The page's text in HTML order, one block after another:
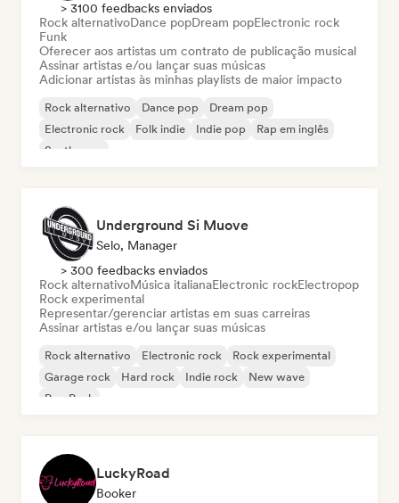
> 3100 feedbacks enviados
Rock alternativoDance popDream popElectronic rock
Funk
Oferecer aos artistas um contrato de publicação musical
Assinar artistas e/ou lançar suas músicas
Adicionar artistas às minhas playlists de maior impacto
Rock alternativo Dance pop
Dream pop
Electronic rock
Folk indie Indie pop
Rap em inglês
Synthwave
Underground Si Muove
Selo, Manager
> 300 feedbacks enviados
Rock alternativoMúsica italianaElectronic rockElectropop
Rock experimental
Representar/gerenciar artistas em suas carreiras
Assinar artistas e/ou lançar suas músicas
Rock alternativo Electronic rock
Rock experimental
Garage rock
Hard rock Indie rock
New wave
Pop Punk
LuckyRoad
Booker